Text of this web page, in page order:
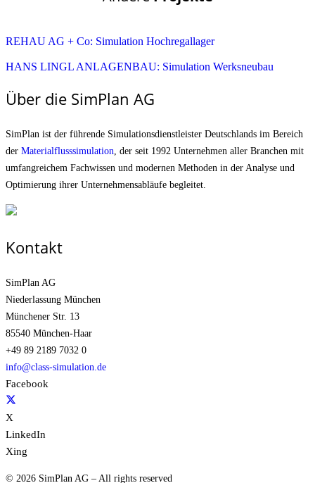
REHAU AG + Co: Simulation Hochregallager
HANS LINGL ANLAGENBAU: Simulation Werksneubau
Über die SimPlan AG
SimPlan ist der führende Simu­lationsdienstleister Deutschlands im Bereich
der Materialfluss­simulation, der seit 1992 Unternehmen aller Branchen mit
umfangreichem Fachwissen und modernen Methoden in der Analyse und
Optimierung ihrer Unternehmens­abläufe begleitet.
Kontakt
SimPlan AG
Niederlassung München
Münchener Str. 13
85540 München-Haar
+49 89 2189 7032 0
info@class-simulation.de
Facebook
X
LinkedIn
Xing
© 2026 SimPlan AG – All rights reserved